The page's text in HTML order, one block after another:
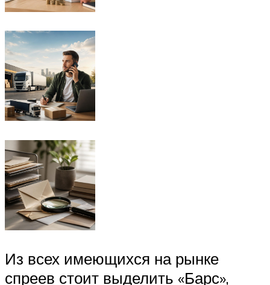
Из всех имеющихся на рынке
спреев стоит выделить «Барс»,